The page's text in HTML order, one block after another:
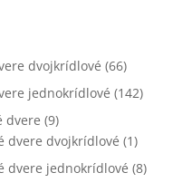
dvojkrídlové (66)
jednokrídlové (142)
dvere (9)
dvere dvojkrídlové (1)
dvere jednokrídlové (8)